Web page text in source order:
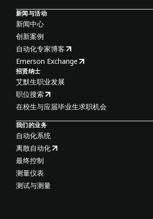
新闻与活动
新闻中心
创新案例
自动化专家博客
Emerson Exchange
招贤纳士
艾默生职业发展
职位搜索
在校生与应届毕业生求职机会
我们的业务
自动化系统
离散自动化
最终控制
测量仪表
测试与测量